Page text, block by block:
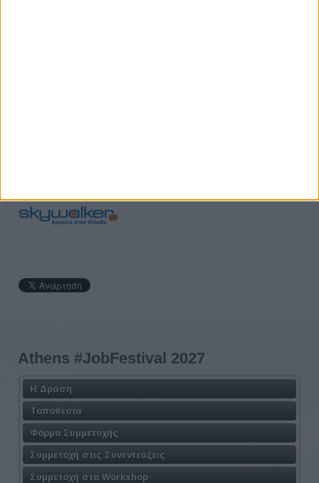
Athens #JobFestival 2027
Η Δράση
Τοποθεσία
Φόρμα Συμμετοχής
Συμμετοχή στις Συνεντεύξεις
Συμμετοχή στα Workshop